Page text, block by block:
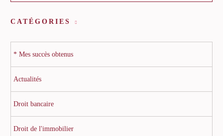
CATÉGORIES
* Mes succès obtenus
Actualités
Droit bancaire
Droit de l'immobilier